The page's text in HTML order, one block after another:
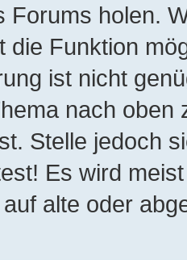
Forums holen.
die Funktion
ist nicht
nach oben
Stelle jedoch
Es wird
alte oder